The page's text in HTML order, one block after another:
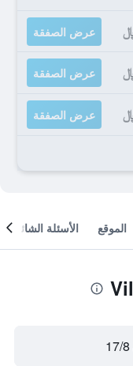
عرض الصفقة
عرض الصفقة
عرض الصفقة
الموقع الأسئلة الشائعة